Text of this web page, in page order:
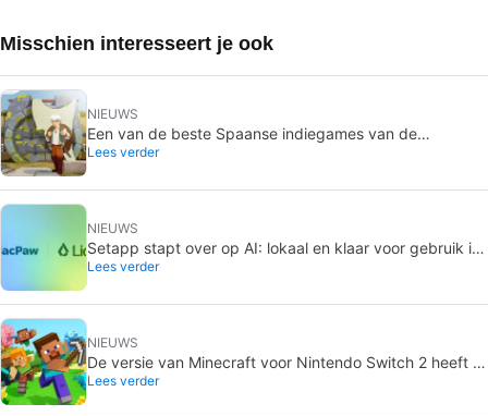
Misschien interesseert je ook
NIEUWS
Een van de beste Spaanse indiegames van de
afgelopen jaren is de komende dagen gratis op Steam
Lees verder
NIEUWS
Setapp stapt over op AI: lokaal en klaar voor gebruik in
de apps op de Mac
Lees verder
NIEUWS
De versie van Minecraft voor Nintendo Switch 2 heeft al
een releasedatum
Lees verder